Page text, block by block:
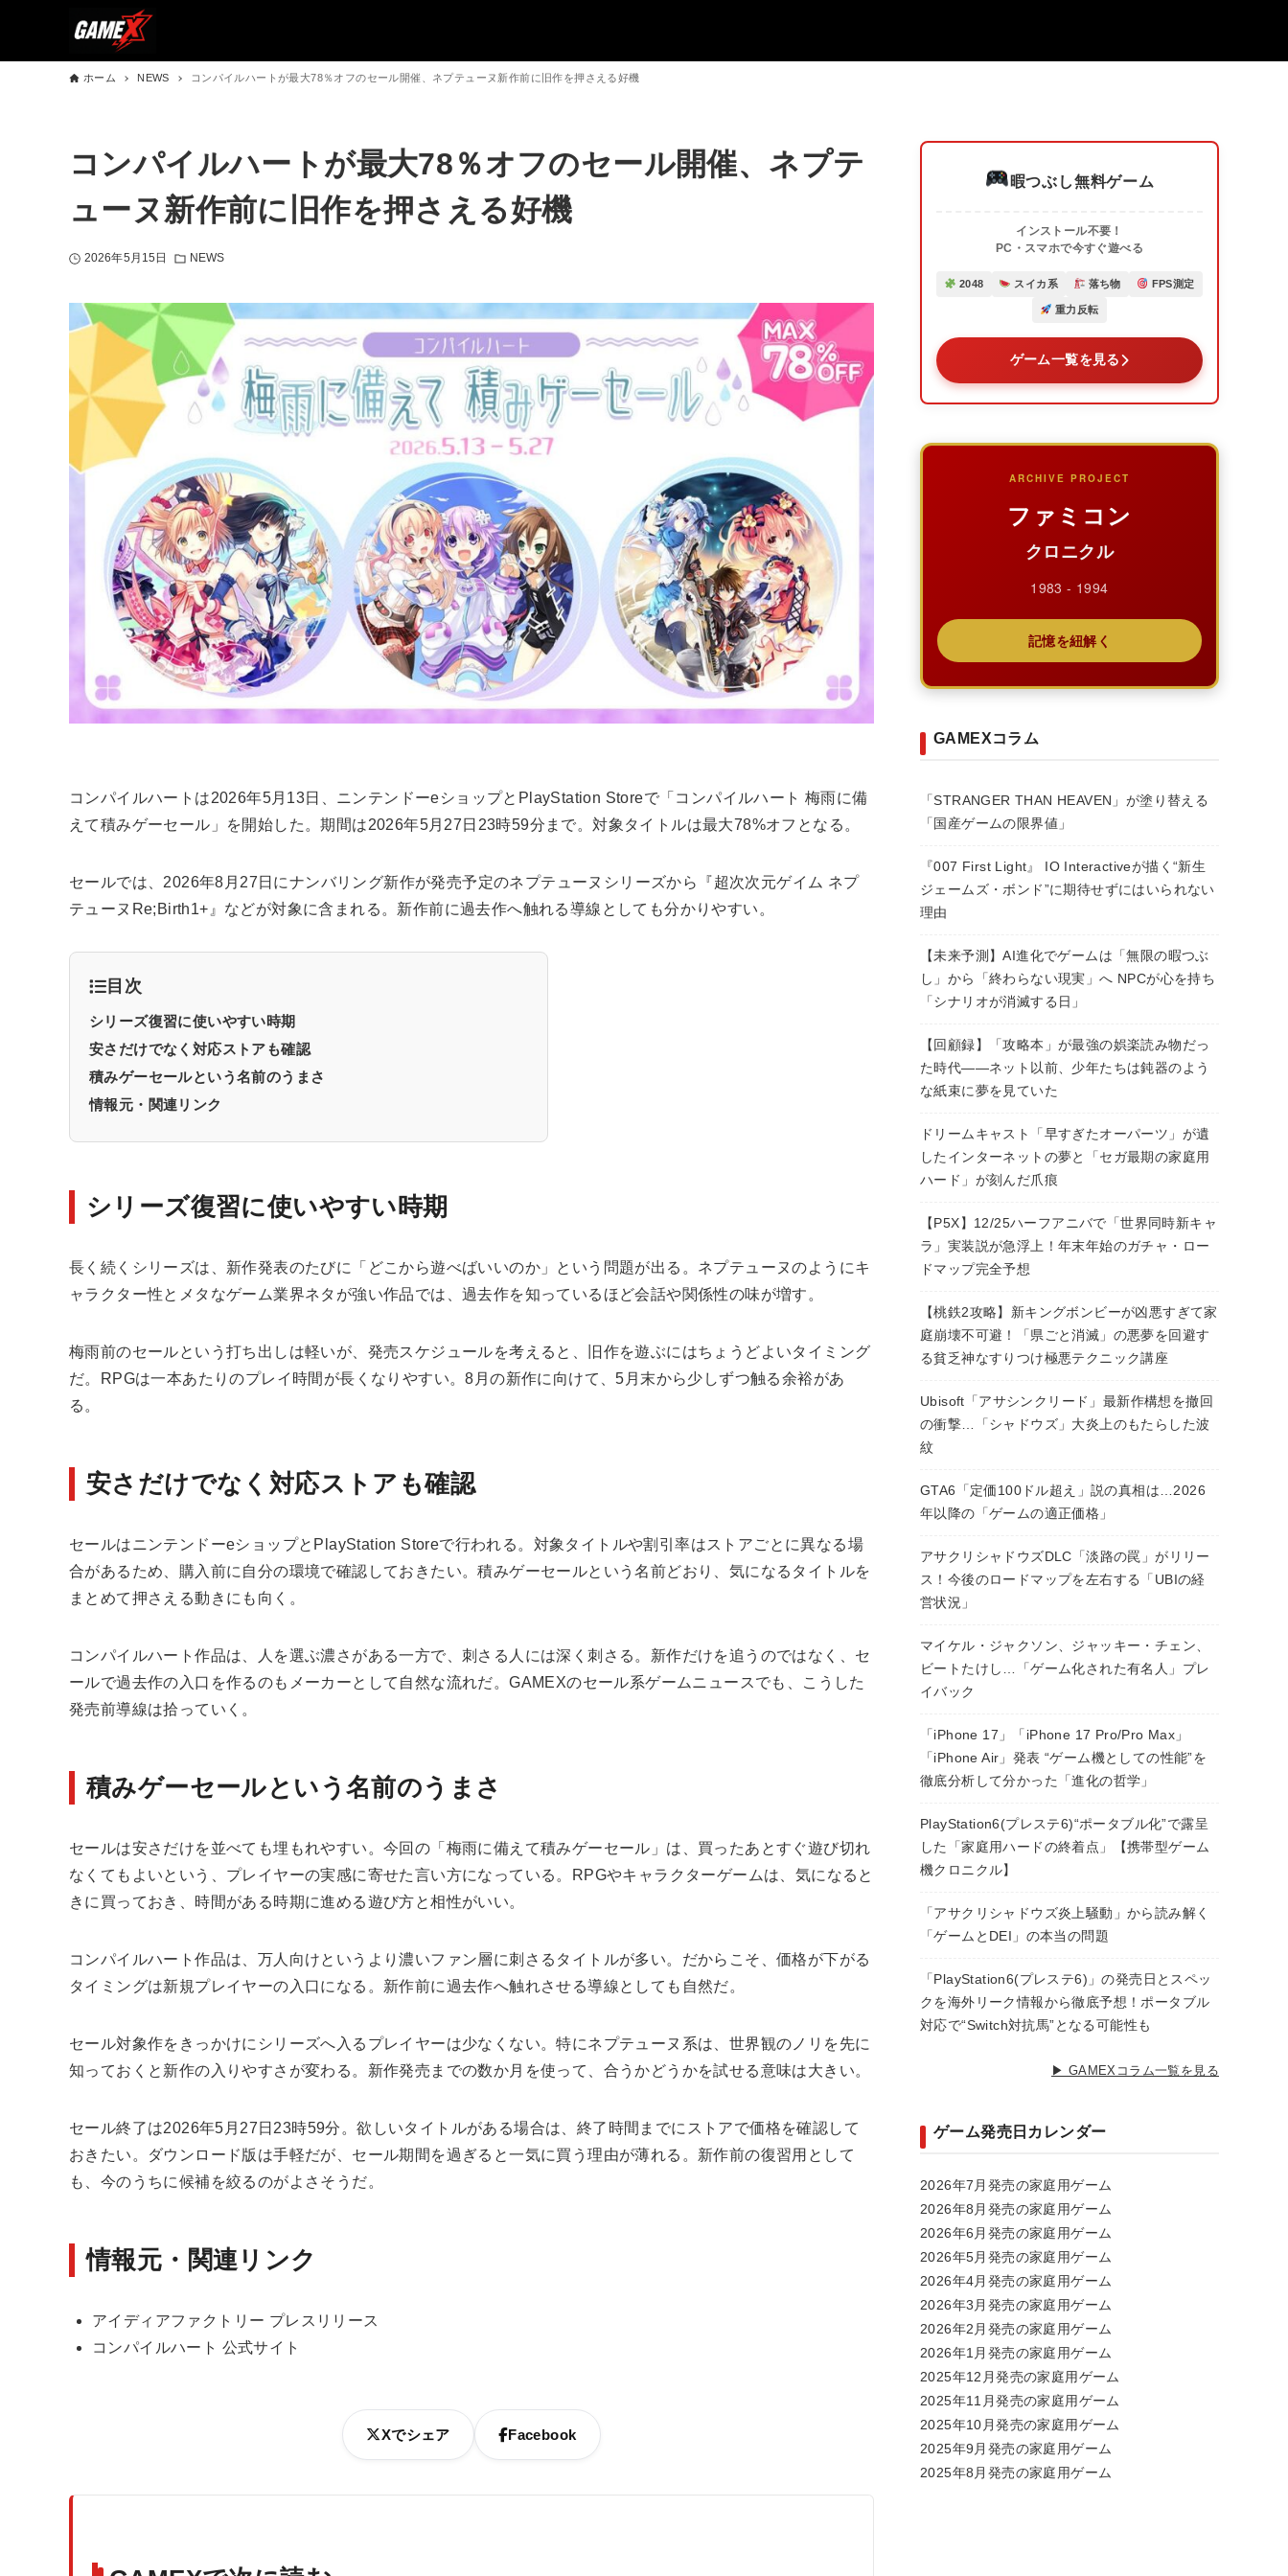
ホーム NEWS コンパイルハートが最大78％オフのセール開催、ネプテューヌ新作前に旧作を押さえる好機
コンパイルハートが最大78％オフのセール開催、ネプテ
ューヌ新作前に旧作を押さえる好機
2026年5月15日 NEWS
コンパイルハートは2026年5月13日、ニンテンドーeショップとPlayStation Storeで「コンパイルハート 梅雨に備
えて積みゲーセール」を開始した。期間は2026年5月27日23時59分まで。対象タイトルは最大78%オフとなる。
セールでは、2026年8月27日にナンバリング新作が発売予定のネプテューヌシリーズから『超次次元ゲイム ネプ
テューヌRe;Birth1+』などが対象に含まれる。新作前に過去作へ触れる導線としても分かりやすい。
目次
シリーズ復習に使いやすい時期
安さだけでなく対応ストアも確認
積みゲーセールという名前のうまさ
情報元・関連リンク
シリーズ復習に使いやすい時期
長く続くシリーズは、新作発表のたびに「どこから遊べばいいのか」という問題が出る。ネプテューヌのようにキ
ャラクター性とメタなゲーム業界ネタが強い作品では、過去作を知っているほど会話や関係性の味が増す。
梅雨前のセールという打ち出しは軽いが、発売スケジュールを考えると、旧作を遊ぶにはちょうどよいタイミング
だ。RPGは一本あたりのプレイ時間が長くなりやすい。8月の新作に向けて、5月末から少しずつ触る余裕があ
る。
安さだけでなく対応ストアも確認
セールはニンテンドーeショップとPlayStation Storeで行われる。対象タイトルや割引率はストアごとに異なる場
合があるため、購入前に自分の環境で確認しておきたい。積みゲーセールという名前どおり、気になるタイトルを
まとめて押さえる動きにも向く。
コンパイルハート作品は、人を選ぶ濃さがある一方で、刺さる人には深く刺さる。新作だけを追うのではなく、セ
ールで過去作の入口を作るのもメーカーとして自然な流れだ。GAMEXのセール系ゲームニュースでも、こうした
発売前導線は拾っていく。
積みゲーセールという名前のうまさ
セールは安さだけを並べても埋もれやすい。今回の「梅雨に備えて積みゲーセール」は、買ったあとすぐ遊び切れ
なくてもよいという、プレイヤーの実感に寄せた言い方になっている。RPGやキャラクターゲームは、気になると
きに買っておき、時間がある時期に進める遊び方と相性がいい。
コンパイルハート作品は、万人向けというより濃いファン層に刺さるタイトルが多い。だからこそ、価格が下がる
タイミングは新規プレイヤーの入口になる。新作前に過去作へ触れさせる導線としても自然だ。
セール対象作をきっかけにシリーズへ入るプレイヤーは少なくない。特にネプテューヌ系は、世界観のノリを先に
知っておくと新作の入りやすさが変わる。新作発売までの数か月を使って、合うかどうかを試せる意味は大きい。
セール終了は2026年5月27日23時59分。欲しいタイトルがある場合は、終了時間までにストアで価格を確認して
おきたい。ダウンロード版は手軽だが、セール期間を過ぎると一気に買う理由が薄れる。新作前の復習用として
も、今のうちに候補を絞るのがよさそうだ。
情報元・関連リンク
アイディアファクトリー プレスリリース
コンパイルハート 公式サイト
Xでシェア Facebook
暇つぶし無料ゲーム
インストール不要！
PC・スマホで今すぐ遊べる
2048 スイカ系 落ち物 FPS測定
重力反転
ゲーム一覧を見る
ARCHIVE PROJECT
ファミコン
クロニクル
1983 - 1994
記憶を紐解く
GAMEXコラム
「STRANGER THAN HEAVEN」が塗り替える
「国産ゲームの限界値」
『007 First Light』 IO Interactiveが描く“新生
ジェームズ・ボンド”に期待せずにはいられない
理由
【未来予測】AI進化でゲームは「無限の暇つぶ
し」から「終わらない現実」へ NPCが心を持ち
「シナリオが消滅する日」
【回顧録】「攻略本」が最強の娯楽読み物だっ
た時代――ネット以前、少年たちは鈍器のよう
な紙束に夢を見ていた
ドリームキャスト「早すぎたオーパーツ」が遺
したインターネットの夢と「セガ最期の家庭用
ハード」が刻んだ爪痕
【P5X】12/25ハーフアニバで「世界同時新キャ
ラ」実装説が急浮上！年末年始のガチャ・ロー
ドマップ完全予想
【桃鉄2攻略】新キングボンビーが凶悪すぎて家
庭崩壊不可避！「県ごと消滅」の悪夢を回避す
る貧乏神なすりつけ極悪テクニック講座
Ubisoft「アサシンクリード」最新作構想を撤回
の衝撃…「シャドウズ」大炎上のもたらした波
紋
GTA6「定価100ドル超え」説の真相は…2026
年以降の「ゲームの適正価格」
アサクリシャドウズDLC「淡路の罠」がリリー
ス！今後のロードマップを左右する「UBIの経
営状況」
マイケル・ジャクソン、ジャッキー・チェン、
ビートたけし…「ゲーム化された有名人」プレ
イバック
「iPhone 17」「iPhone 17 Pro/Pro Max」
「iPhone Air」発表 “ゲーム機としての性能”を
徹底分析して分かった「進化の哲学」
PlayStation6(プレステ6)“ポータブル化”で露呈
した「家庭用ハードの終着点」【携帯型ゲーム
機クロニクル】
「アサクリシャドウズ炎上騒動」から読み解く
「ゲームとDEI」の本当の問題
「PlayStation6(プレステ6)」の発売日とスペッ
クを海外リーク情報から徹底予想！ポータブル
対応で“Switch対抗馬”となる可能性も
▶ GAMEXコラム一覧を見る
ゲーム発売日カレンダー
2026年7月発売の家庭用ゲーム
2026年8月発売の家庭用ゲーム
2026年6月発売の家庭用ゲーム
2026年5月発売の家庭用ゲーム
2026年4月発売の家庭用ゲーム
2026年3月発売の家庭用ゲーム
2026年2月発売の家庭用ゲーム
2026年1月発売の家庭用ゲーム
2025年12月発売の家庭用ゲーム
2025年11月発売の家庭用ゲーム
2025年10月発売の家庭用ゲーム
2025年9月発売の家庭用ゲーム
2025年8月発売の家庭用ゲーム